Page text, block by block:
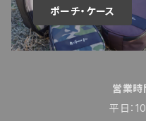
ポーチ・ケース
営業時
平日：